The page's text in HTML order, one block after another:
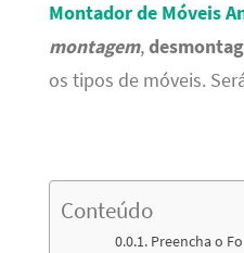
Montador de Móveis
montagem,
os tipos de móveis.
Conteúdo
Preencha o